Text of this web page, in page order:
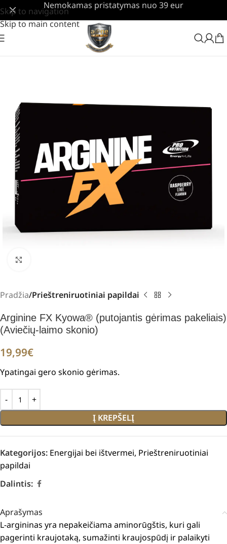
Skip to navigation
Skip to main content
Nemokamas pristatymas nuo 39 eur
Pradžia Prieštreniruotiniai papildai
Arginine FX Kyowa® (putojantis gėrimas pakeliais)
(Aviečių-laimo skonio)
19,99€
Ypatingai gero skonio gėrimas.
Į KREPŠELĮ
Kategorijos: Energijai bei ištvermei, Prieštreniruotiniai
papildai
Dalintis:
Aprašymas
L-argininas yra nepakeičiama aminorūgštis, kuri gali
pagerinti kraujotaką, sumažinti kraujospūdį ir palaikyti